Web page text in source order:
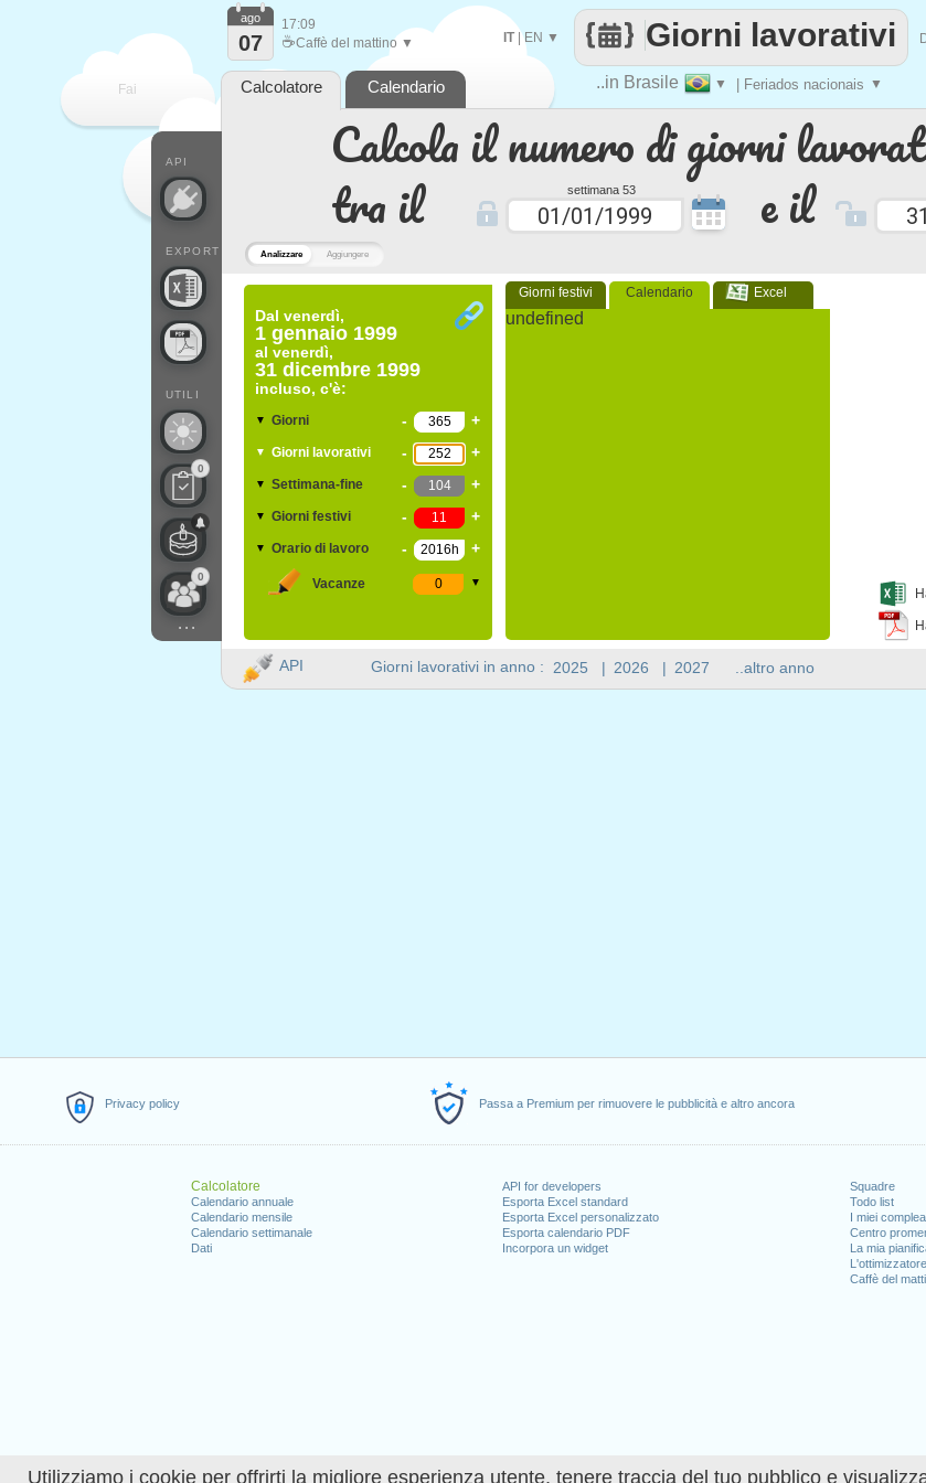
Utilizziamo i cookie per offrirti la migliore esperienza utente, tenere traccia del tuo pubblico e
Privacy policy Passa a Premium per rimuovere le pubblicità e altro ancora
Calcolatore
Calendario annuale
Calendario mensile
Calendario settimanale
Dati
API for developers
Esporta Excel standard
Esporta Excel personalizzato
Esporta calendario PDF
Incorpora un widget
Squadre
Todo list
I miei
Centro
La mia
Caffè del
Analizzare Aggiungere
Calcola il numero di giorni
tra il
settimana 53 e il
Dal venerdì,
1 gennaio 1999
al venerdì,
31 dicembre 1999
incluso, c'è:
▼ Giorni - +
▼ Giorni lavorativi - +
▼ Settimana-fine - +
▼ Giorni festivi - +
▼ Orario di lavoro - +
Vacanze ▼
Giorni festivi Calendario Excel
undefined
Fai ..in Brasile ▼ | Feriados nacionais ▼
Giorni lavorativi
IT|EN ▼
API
EXPORT
UTILI
0
0
...
ago
07
17:09
☕Caffè del mattino ▼
Calcolatore Calendario
Giorni lavorativi in anno : 2025 | 2026 | 2027 ..altro anno
API